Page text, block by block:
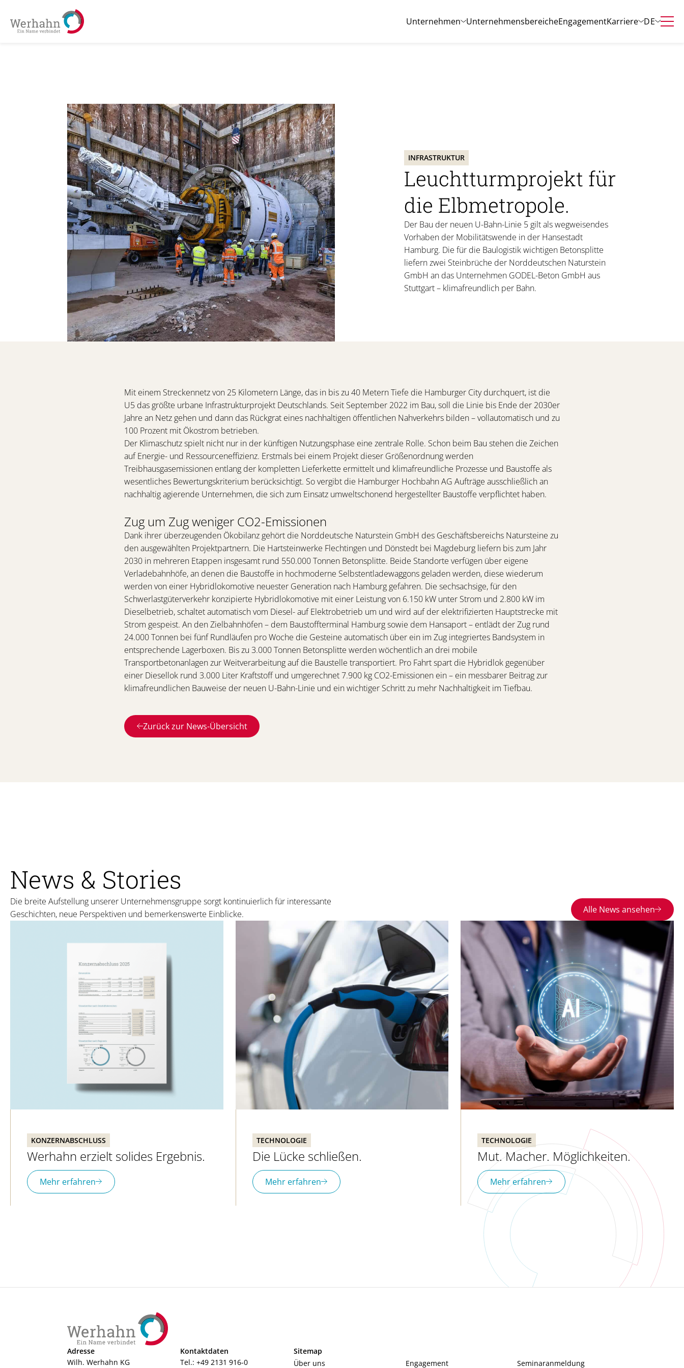
Unternehmen UnternehmensbereicheEngagementKarriere DE
INFRASTRUKTUR
Leuchtturmprojekt für
die Elbmetropole.
Der Bau der neuen U-Bahn-Linie 5 gilt als wegweisendes
Vorhaben der Mobilitätswende in der Hansestadt
Hamburg. Die für die Baulogistik wichtigen Betonsplitte
liefern zwei Steinbrüche der Norddeutschen Naturstein
GmbH an das Unternehmen GODEL-Beton GmbH aus
Stuttgart – klimafreundlich per Bahn.
Mit einem Streckennetz von 25 Kilometern Länge, das in bis zu 40 Metern Tiefe die Hamburger City durchquert, ist die
U5 das größte urbane Infrastrukturprojekt Deutschlands. Seit September 2022 im Bau, soll die Linie bis Ende der 2030er
Jahre an Netz gehen und dann das Rückgrat eines nachhaltigen öffentlichen Nahverkehrs bilden – vollautomatisch und zu
100 Prozent mit Ökostrom betrieben.
Der Klimaschutz spielt nicht nur in der künftigen Nutzungsphase eine zentrale Rolle. Schon beim Bau stehen die Zeichen
auf Energie- und Ressourceneffizienz. Erstmals bei einem Projekt dieser Größenordnung werden
Treibhausgasemissionen entlang der kompletten Lieferkette ermittelt und klimafreundliche Prozesse und Baustoffe als
wesentliches Bewertungskriterium berücksichtigt. So vergibt die Hamburger Hochbahn AG Aufträge ausschließlich an
nachhaltig agierende Unternehmen, die sich zum Einsatz umweltschonend hergestellter Baustoffe verpflichtet haben.
Zug um Zug weniger CO2-Emissionen
Dank ihrer überzeugenden Ökobilanz gehört die Norddeutsche Naturstein GmbH des Geschäftsbereichs Natursteine zu
den ausgewählten Projektpartnern. Die Hartsteinwerke Flechtingen und Dönstedt bei Magdeburg liefern bis zum Jahr
2030 in mehreren Etappen insgesamt rund 550.000 Tonnen Betonsplitte. Beide Standorte verfügen über eigene
Verladebahnhöfe, an denen die Baustoffe in hochmoderne Selbstentladewaggons geladen werden, diese wiederum
werden von einer Hybridlokomotive neuester Generation nach Hamburg gefahren. Die sechsachsige, für den
Schwerlastgüterverkehr konzipierte Hybridlokomotive mit einer Leistung von 6.150 kW unter Strom und 2.800 kW im
Dieselbetrieb, schaltet automatisch vom Diesel- auf Elektrobetrieb um und wird auf der elektrifizierten Hauptstrecke mit
Strom gespeist. An den Zielbahnhöfen – dem Baustoffterminal Hamburg sowie dem Hansaport – entlädt der Zug rund
24.000 Tonnen bei fünf Rundläufen pro Woche die Gesteine automatisch über ein im Zug integriertes Bandsystem in
entsprechende Lagerboxen. Bis zu 3.000 Tonnen Betonsplitte werden wöchentlich an drei mobile
Transportbetonanlagen zur Weitverarbeitung auf die Baustelle transportiert. Pro Fahrt spart die Hybridlok gegenüber
einer Diesellok rund 3.000 Liter Kraftstoff und umgerechnet 7.900 kg CO2-Emissionen ein – ein messbarer Beitrag zur
klimafreundlichen Bauweise der neuen U-Bahn-Linie und ein wichtiger Schritt zu mehr Nachhaltigkeit im Tiefbau.
Zurück zur News-Übersicht
News & Stories
Die breite Aufstellung unserer Unternehmensgruppe sorgt kontinuierlich für interessante
Geschichten, neue Perspektiven und bemerkenswerte Einblicke.
Alle News ansehen
KONZERNABSCHLUSS
Werhahn erzielt solides Ergebnis.
Mehr erfahren
TECHNOLOGIE
Die Lücke schließen.
Mehr erfahren
TECHNOLOGIE
Mut. Macher. Möglichkeiten.
Mehr erfahren
Adresse
Wilh. Werhahn KG
Kontaktdaten
Tel.:+49 2131 916-0
Sitemap
Über uns
Engagement Seminaranmeldung